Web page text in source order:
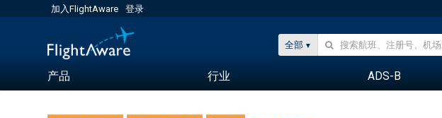
加入FlightAware 登录
全部
产品 行业 ADS-B